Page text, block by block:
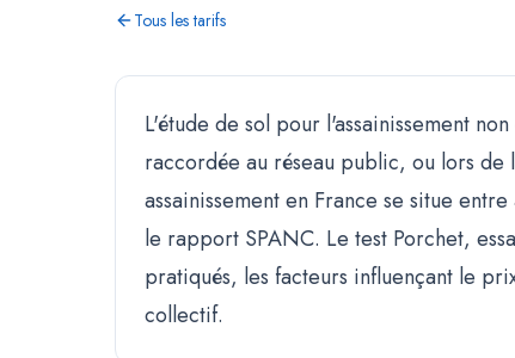
Tous les tarifs
L'étude de sol pour l'assainissement
raccordée au réseau public, ou lors
assainissement en France se situe entre
le rapport SPANC. Le test Porchet,
pratiqués, les facteurs influençant le
collectif.